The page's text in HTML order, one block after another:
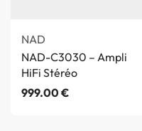
NAD
NAD-C3030 – Ampli
HiFi Stéréo
999.00€